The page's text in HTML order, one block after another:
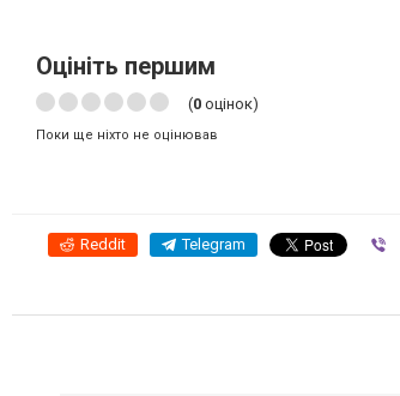
Оцініть першим
(0 оцінок)
Поки ще ніхто не оцінював
Reddit Telegram